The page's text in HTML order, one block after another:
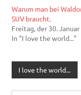
Warum man bei
SUV braucht.
Freitag, der 30.
In "I love the world..."
I love the world...